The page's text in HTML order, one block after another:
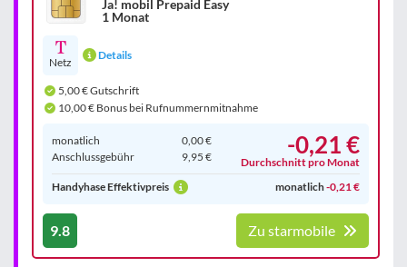
Ja! mobil Prepaid Easy
1 Monat
Netz
Details
5,00 € Gutschrift
10,00 € Bonus bei Rufnummernmitnahme
monatlich
0,00 €
Anschluss­gebühr
9,95 € -0,21 €
Durchschnitt pro Monat
Handyhase Effektivpreis
monatlich-0,21 €
9.8 Zu starmobile